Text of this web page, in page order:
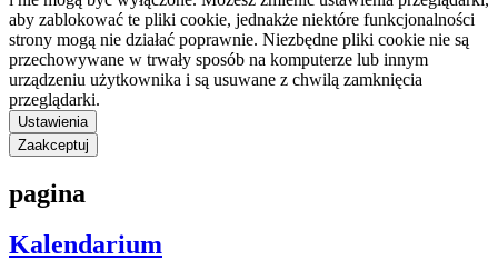
aby zablokować te pliki cookie, jednakże niektóre funkcjonalności
strony mogą nie działać poprawnie. Niezbędne pliki cookie nie są
przechowywane w trwały sposób na komputerze lub innym
urządzeniu użytkownika i są usuwane z chwilą zamknięcia
przeglądarki.
Ustawienia
Zaakceptuj
pagina
Kalendarium